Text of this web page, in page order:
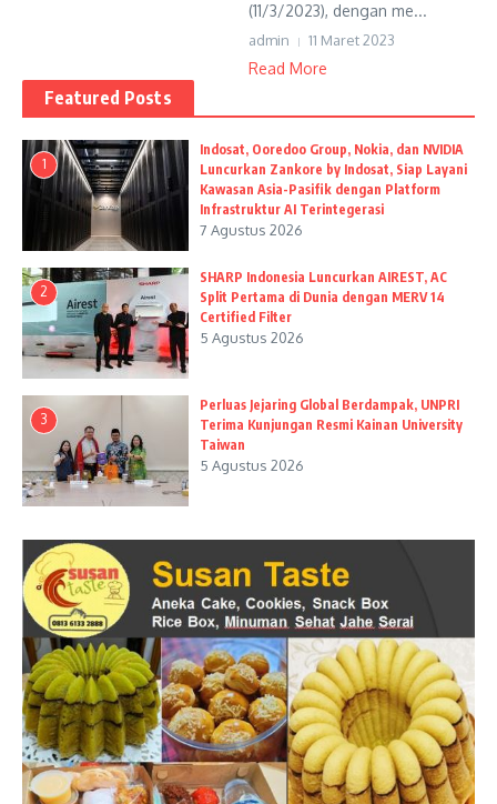
(11/3/2023), dengan me...
admin 11 Maret 2023
Read More
Featured Posts
1
Indosat, Ooredoo Group, Nokia, dan NVIDIA
Luncurkan Zankore by Indosat, Siap Layani
Kawasan Asia-Pasifik dengan Platform
Infrastruktur AI Terintegerasi
7 Agustus 2026
2
SHARP Indonesia Luncurkan AIREST, AC
Split Pertama di Dunia dengan MERV 14
Certified Filter
5 Agustus 2026
3
Perluas Jejaring Global Berdampak, UNPRI
Terima Kunjungan Resmi Kainan University
Taiwan
5 Agustus 2026